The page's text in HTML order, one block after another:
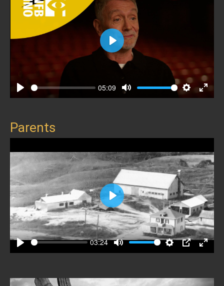
Play
05:09
Mute SettingsEnter
Play
Parents
Play
03:24
Mute SettingsPIP
Enter
Play